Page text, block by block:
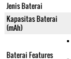
Jenis Baterai
Kapasitas Baterai
(mAh)
Baterai Features